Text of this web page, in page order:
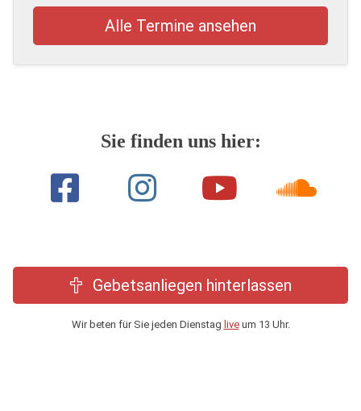
Alle Termine ansehen
Sie finden uns hier:
Gebetsanliegen hinterlassen
Wir beten für Sie jeden Dienstag liveum 13 Uhr.